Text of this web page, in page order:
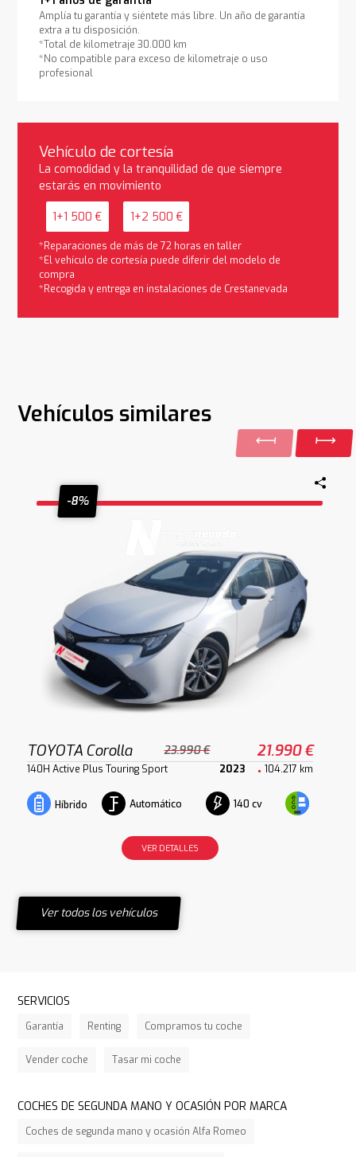
Amplía tu garantía y siéntete más libre. Un año de garantía
extra a tu disposición.
*Total de kilometraje 30.000 km
*No compatible para exceso de kilometraje o uso
profesional
Vehículo de cortesía
La comodidad y la tranquilidad de que siempre
estarás en movimiento
1+1 500 € 1+2 500 €
*Reparaciones de más de 72 horas en taller
*El vehículo de cortesía puede diferir del modelo de
compra
*Recogida y entrega en instalaciones de Crestanevada
Vehículos similares
-8%
TOYOTA Corolla 23.990 € 21.990 €
140H Active Plus Touring Sport 2023 104.217 km
Híbrido Automático 140 cv
VER DETALLES
Ver todos los vehículos
SERVICIOS
Garantía Renting Compramos tu coche
Vender coche Tasar mi coche
COCHES DE SEGUNDA MANO Y OCASIÓN POR MARCA
Coches de segunda mano y ocasión Alfa Romeo